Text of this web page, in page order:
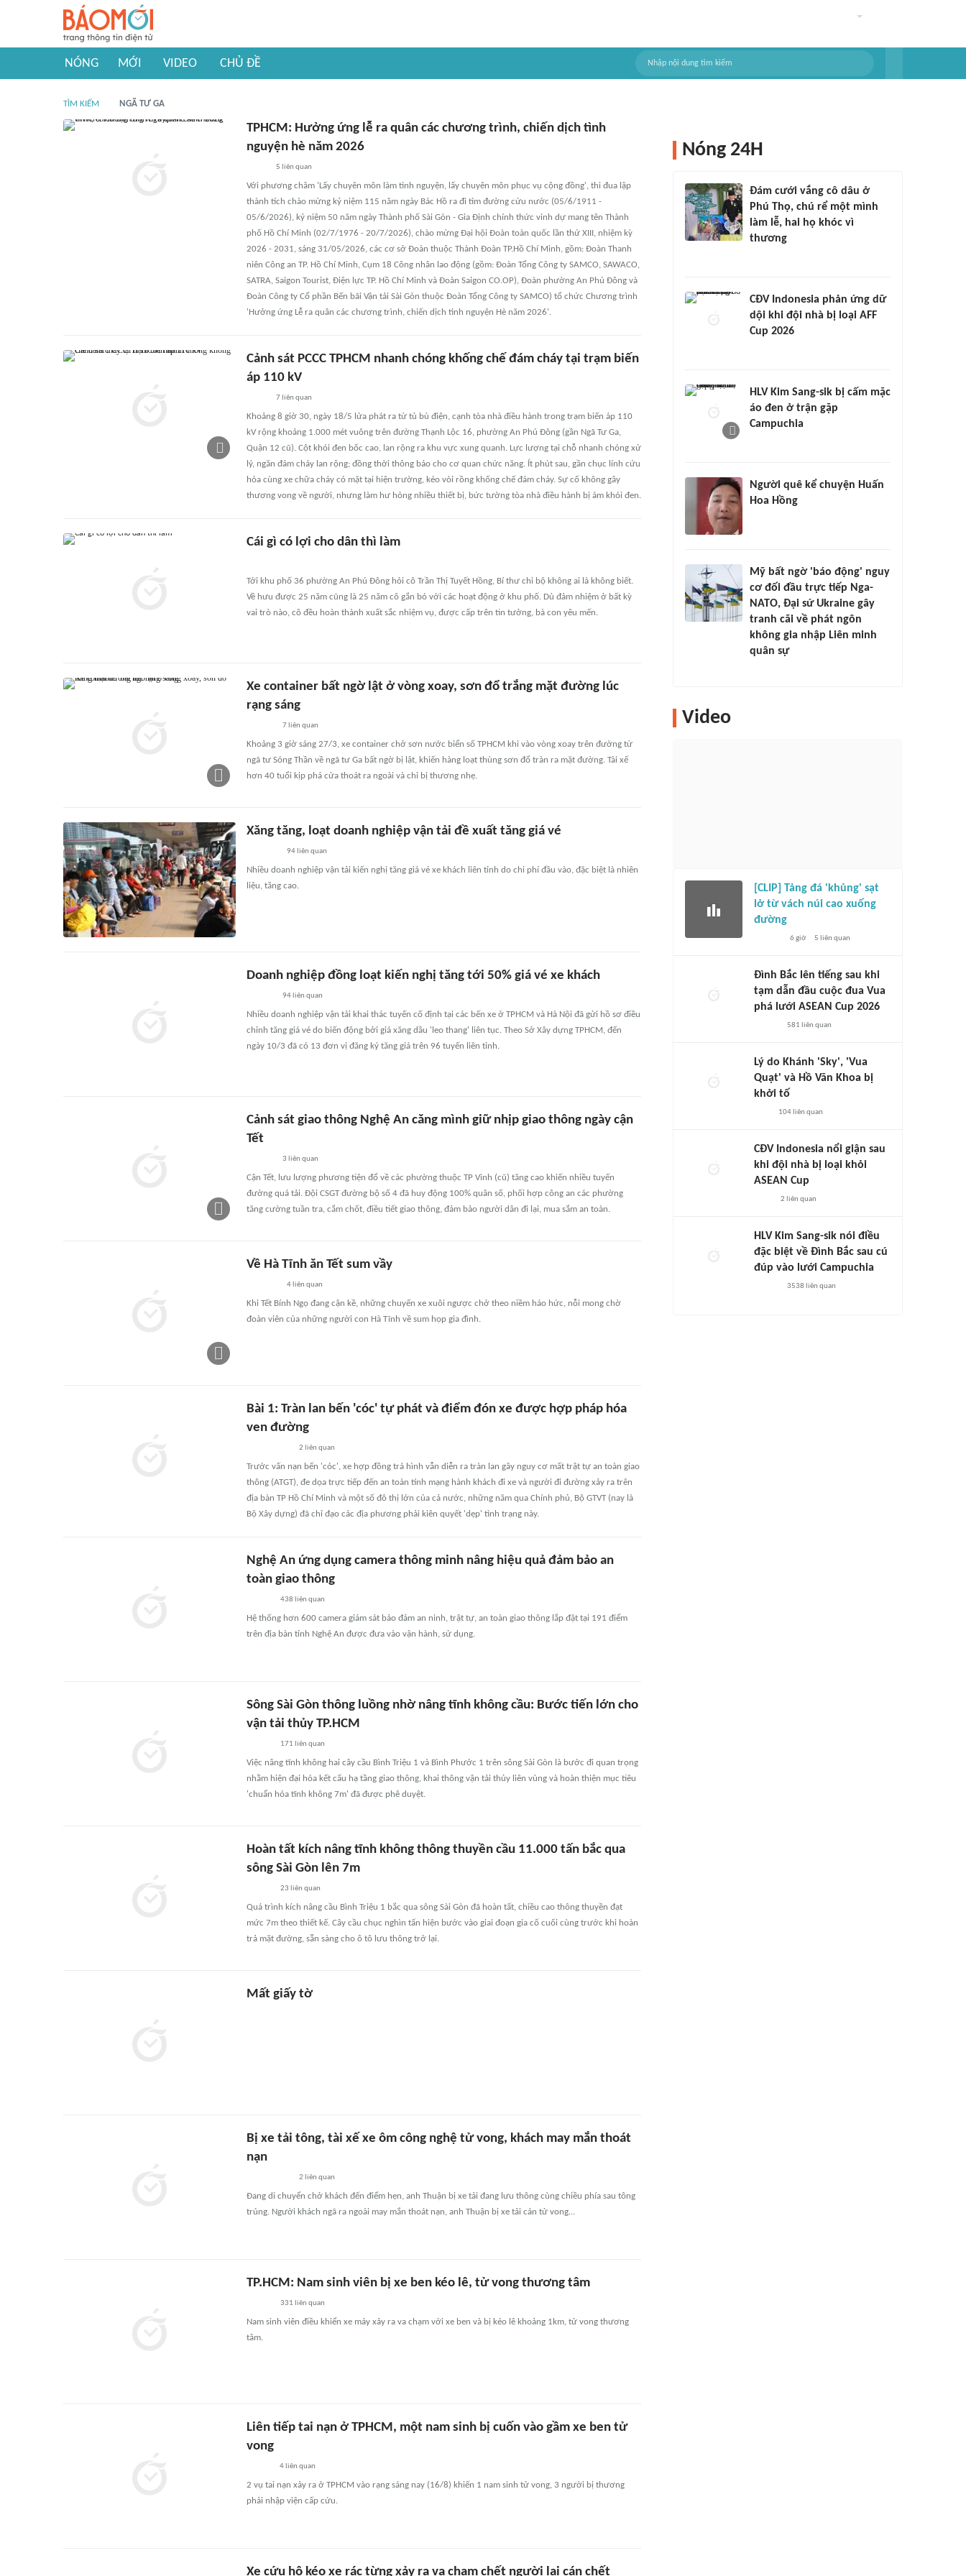
NÓNG MỚI VIDEO CHỦ ĐỀ
TÌM KIẾM NGÃ TƯ GA
TPHCM: Hưởng ứng lễ ra quân các chương trình, chiến dịch tình
nguyện hè năm 2026
5 liên quan
Với phương châm 'Lấy chuyên môn làm tình nguyện, lấy chuyên môn phục vụ cộng đồng', thi đua lập
thành tích chào mừng kỷ niệm 115 năm ngày Bác Hồ ra đi tìm đường cứu nước (05/6/1911 -
05/6/2026), kỷ niệm 50 năm ngày Thành phố Sài Gòn - Gia Định chính thức vinh dự mang tên Thành
phố Hồ Chí Minh (02/7/1976 - 20/7/2026), chào mừng Đại hội Đoàn toàn quốc lần thứ XIII, nhiệm kỳ
2026 - 2031, sáng 31/05/2026, các cơ sở Đoàn thuộc Thành Đoàn TP.Hồ Chí Minh, gồm: Đoàn Thanh
niên Công an TP. Hồ Chí Minh, Cụm 18 Công nhân lao động (gồm: Đoàn Tổng Công ty SAMCO, SAWACO,
SATRA, Saigon Tourist, Điện lực TP. Hồ Chí Minh và Đoàn Saigon CO.OP), Đoàn phường An Phú Đông và
Đoàn Công ty Cổ phần Bến bãi Vận tải Sài Gòn thuộc Đoàn Tổng Công ty SAMCO) tổ chức Chương trình
'Hưởng ứng Lễ ra quân các chương trình, chiến dịch tình nguyện Hè năm 2026'.
Cảnh sát PCCC TPHCM nhanh chóng khống chế đám cháy tại trạm biến
áp 110 kV
7 liên quan
Khoảng 8 giờ 30, ngày 18/5 lửa phát ra từ tủ bù điện, cạnh tòa nhà điều hành trong trạm biến áp 110
kV rộng khoảng 1.000 mét vuông trên đường Thạnh Lộc 16, phường An Phú Đông (gần Ngã Tư Ga,
Quận 12 cũ). Cột khói đen bốc cao, lan rộng ra khu vực xung quanh. Lực lượng tại chỗ nhanh chóng xử
lý, ngăn đám cháy lan rộng; đồng thời thông báo cho cơ quan chức năng. Ít phút sau, gần chục lính cứu
hỏa cùng xe chữa cháy có mặt tại hiện trường, kéo vòi rồng khống chế đám cháy. Sự cố không gây
thương vong về người, nhưng làm hư hỏng nhiều thiết bị, bức tường tòa nhà điều hành bị ám khói đen.
Cái gì có lợi cho dân thì làm
Tới khu phố 36 phường An Phú Đông hỏi cô Trần Thị Tuyết Hồng, Bí thư chi bộ không ai là không biết.
Về hưu được 25 năm cũng là 25 năm cô gắn bó với các hoạt động ở khu phố. Dù đảm nhiệm ở bất kỳ
vai trò nào, cô đều hoàn thành xuất sắc nhiệm vụ, được cấp trên tin tưởng, bà con yêu mến.
Xe container bất ngờ lật ở vòng xoay, sơn đổ trắng mặt đường lúc
rạng sáng
7liên quan
Khoảng 3 giờ sáng 27/3, xe container chở sơn nước biển số TPHCM khi vào vòng xoay trên đường từ
ngã tư Sóng Thần về ngã tư Ga bất ngờ bị lật, khiến hàng loạt thùng sơn đổ tràn ra mặt đường. Tài xế
hơn 40 tuổi kịp phá cửa thoát ra ngoài và chỉ bị thương nhẹ.
Xăng tăng, loạt doanh nghiệp vận tải đề xuất tăng giá vé
94 liên quan
Nhiều doanh nghiệp vận tải kiến nghị tăng giá vé xe khách liên tỉnh do chi phí đầu vào, đặc biệt là nhiên
liệu, tăng cao.
Doanh nghiệp đồng loạt kiến nghị tăng tới 50% giá vé xe khách
94liên quan
Nhiều doanh nghiệp vận tải khai thác tuyến cố định tại các bến xe ở TPHCM và Hà Nội đã gửi hồ sơ điều
chỉnh tăng giá vé do biến động bởi giá xăng dầu 'leo thang' liên tục. Theo Sở Xây dựng TPHCM, đến
ngày 10/3 đã có 13 đơn vị đăng ký tăng giá trên 96 tuyến liên tỉnh.
Cảnh sát giao thông Nghệ An căng mình giữ nhịp giao thông ngày cận
Tết
3 liên quan
Cận Tết, lưu lượng phương tiện đổ về các phường thuộc TP Vinh (cũ) tăng cao khiến nhiều tuyến
đường quá tải. Đội CSGT đường bộ số 4 đã huy động 100% quân số, phối hợp công an các phường
tăng cường tuần tra, cắm chốt, điều tiết giao thông, đảm bảo người dân đi lại, mua sắm an toàn.
Về Hà Tĩnh ăn Tết sum vầy
4liên quan
Khi Tết Bính Ngọ đang cận kề, những chuyến xe xuôi ngược chở theo niềm háo hức, nỗi mong chờ
đoàn viên của những người con Hà Tĩnh về sum họp gia đình.
Bài 1: Tràn lan bến 'cóc' tự phát và điểm đón xe được hợp pháp hóa
ven đường
2 liên quan
Trước vấn nạn bến 'cóc', xe hợp đồng trá hình vẫn diễn ra tràn lan gây nguy cơ mất trật tự an toàn giao
thông (ATGT), đe dọa trực tiếp đến an toàn tính mạng hành khách đi xe và người đi đường xảy ra trên
địa bàn TP Hồ Chí Minh và một số đô thị lớn của cả nước, những năm qua Chính phủ, Bộ GTVT (nay là
Bộ Xây dựng) đã chỉ đạo các địa phương phải kiên quyết 'dẹp' tình trạng này.
Nghệ An ứng dụng camera thông minh nâng hiệu quả đảm bảo an
toàn giao thông
438 liên quan
Hệ thống hơn 600 camera giám sát bảo đảm an ninh, trật tự, an toàn giao thông lắp đặt tại 191 điểm
trên địa bàn tỉnh Nghệ An được đưa vào vận hành, sử dụng.
Sông Sài Gòn thông luồng nhờ nâng tĩnh không cầu: Bước tiến lớn cho
vận tải thủy TP.HCM
171 liên quan
Việc nâng tĩnh không hai cây cầu Bình Triệu 1 và Bình Phước 1 trên sông Sài Gòn là bước đi quan trọng
nhằm hiện đại hóa kết cấu hạ tầng giao thông, khai thông vận tải thủy liên vùng và hoàn thiện mục tiêu
'chuẩn hóa tĩnh không 7m' đã được phê duyệt.
Hoàn tất kích nâng tĩnh không thông thuyền cầu 11.000 tấn bắc qua
sông Sài Gòn lên 7m
23 liên quan
Quá trình kích nâng cầu Bình Triệu 1 bắc qua sông Sài Gòn đã hoàn tất, chiều cao thông thuyền đạt
mức 7m theo thiết kế. Cây cầu chục nghìn tấn hiện bước vào giai đoạn gia cố cuối cùng trước khi hoàn
trả mặt đường, sẵn sàng cho ô tô lưu thông trở lại.
Mất giấy tờ
Bị xe tải tông, tài xế xe ôm công nghệ tử vong, khách may mắn thoát
nạn
2 liên quan
Đang di chuyển chở khách đến điểm hẹn, anh Thuận bị xe tải đang lưu thông cùng chiều phía sau tông
trúng. Người khách ngã ra ngoài may mắn thoát nạn, anh Thuận bị xe tải cán tử vong…
TP.HCM: Nam sinh viên bị xe ben kéo lê, tử vong thương tâm
331 liên quan
Nam sinh viên điều khiển xe máy xảy ra va chạm với xe ben và bị kéo lê khoảng 1km, tử vong thương
tâm.
Liên tiếp tai nạn ở TPHCM, một nam sinh bị cuốn vào gầm xe ben tử
vong
4liên quan
2 vụ tai nạn xảy ra ở TPHCM vào rạng sáng nay (16/8) khiến 1 nam sinh tử vong, 3 người bị thương
phải nhập viện cấp cứu.
Xe cứu hộ kéo xe rác từng xảy ra va chạm chết người lại cán chết
Nóng 24H
Đám cưới vắng cô dâu ở
Phú Thọ, chú rể một mình
làm lễ, hai họ khóc vì
thương
CĐV Indonesia phản ứng dữ
dội khi đội nhà bị loại AFF
Cup 2026
HLV Kim Sang-sik bị cấm mặc
áo đen ở trận gặp
Campuchia
Người quê kể chuyện Huấn
Hoa Hồng
Mỹ bất ngờ 'báo động' nguy
cơ đối đầu trực tiếp Nga-
NATO, Đại sứ Ukraine gây
tranh cãi về phát ngôn
không gia nhập Liên minh
quân sự
Video
[CLIP] Tảng đá 'khủng' sạt
lở từ vách núi cao xuống
đường
6 giờ 5 liên quan
Đình Bắc lên tiếng sau khi
tạm dẫn đầu cuộc đua Vua
phá lưới ASEAN Cup 2026
581 liên quan
Lý do Khánh 'Sky', 'Vua
Quạt' và Hồ Văn Khoa bị
khởi tố
104liên quan
CĐV Indonesia nổi giận sau
khi đội nhà bị loại khỏi
ASEAN Cup
2 liên quan
HLV Kim Sang-sik nói điều
đặc biệt về Đình Bắc sau cú
đúp vào lưới Campuchia
3538 liên quan